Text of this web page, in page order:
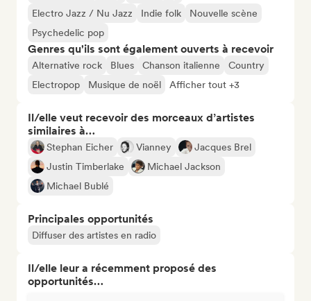
Electro Jazz / Nu Jazz
Indie folk
Nouvelle scène
Psychedelic pop
Genres qu'ils sont également ouverts à recevoir
Alternative rock Blues Chanson italienne
Country
Electropop
Musique de noël Afficher tout +3
Il/elle veut recevoir des morceaux d’artistes
similaires à…
Stephan Eicher Vianney
Jacques Brel
Justin Timberlake
Michael Jackson
Michael Bublé
Principales opportunités
Diffuser des artistes en radio
Il/elle leur a récemment proposé des
opportunités…